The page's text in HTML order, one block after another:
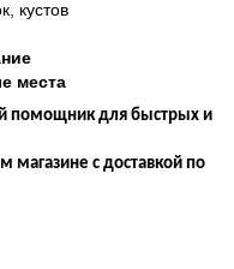
кустов
места
помощник для быстрых и
магазине с доставкой по